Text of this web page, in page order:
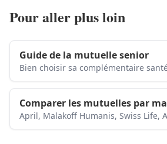
Pour aller plus loin
Guide de la mutuelle senior
Bien choisir sa complémentaire
Comparer les mutuelles par
April, Malakoff Humanis, Swiss Life,